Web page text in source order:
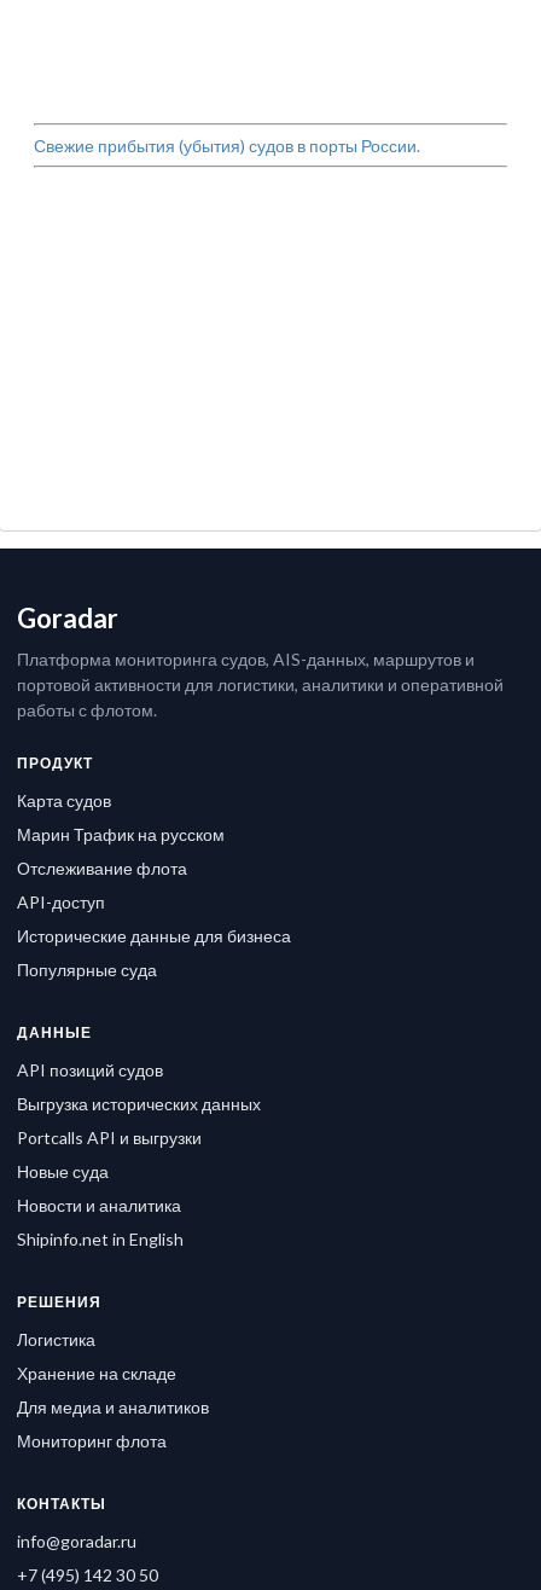
Свежие прибытия (убытия) судов в порты России.
Goradar
Платформа мониторинга судов, AIS-данных, маршрутов и
портовой активности для логистики, аналитики и оперативной
работы с флотом.
ПРОДУКТ
Карта судов
Марин Трафик на русском
Отслеживание флота
API-доступ
Исторические данные для бизнеса
Популярные суда
ДАННЫЕ
API позиций судов
Выгрузка исторических данных
Portcalls API и выгрузки
Новые суда
Новости и аналитика
Shipinfo.net in English
РЕШЕНИЯ
Логистика
Хранение на складе
Для медиа и аналитиков
Мониторинг флота
КОНТАКТЫ
info@goradar.ru
+7 (495) 142 30 50